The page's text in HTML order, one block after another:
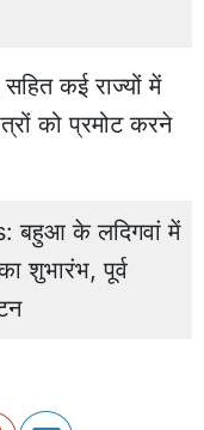
कई राज्यों में
को प्रमोट करने
बहुआ के लदिगवां में
शुभारंभ, पूर्व